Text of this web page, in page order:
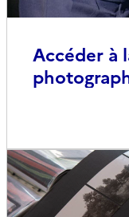
Accéder à